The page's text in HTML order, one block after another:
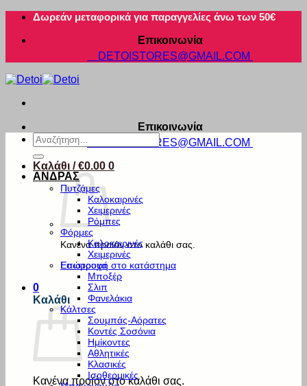
Μετάβαση
περιεχόμενο
Δωρεάν μεταφορικά για παραγγελίες άνω των 50€
Επικοινωνία
DETOISTORES@GMAIL.COM
Επικοινωνία
DETOISTORES@GMAIL.COM
Καλάθι /€0.00 0
Κανένα προϊόν στο καλάθι σας.
Επιστροφή στο κατάστημα
0
Καλάθι
Κανένα προϊόν στο καλάθι σας.
Αναζήτηση
για:
ΑΝΔΡΑΣ
Πυτζάμες
Καλοκαιρινές
Χειμερινές
Ρόμπες
Φόρμες
Καλοκαιρινές
Χειμερινές
Εσώρουχα
Μποξέρ
Σλιπ
Φανελάκια
Κάλτσες
Σουμπάς-Αόρατες
Κοντές Σοσόνια
Ημίκοντες
Αθλητικές
Κλασικές
Ισοθερμικές